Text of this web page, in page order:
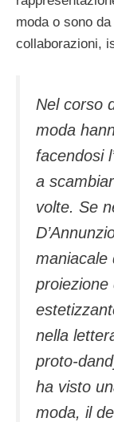
moda o sono
collaborazioni,
Nel corso
moda
facendosi
a
volte. Se
maniacale
proiezione
nella
proto-
ha visto
moda, il